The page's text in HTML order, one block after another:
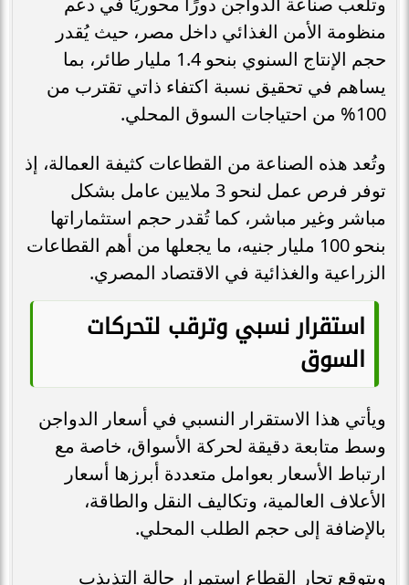
منظومة الأمن الغذائي داخل مصر، حيث يُقدر
حجم الإنتاج السنوي بنحو 1.4 مليار طائر، بما
يساهم في تحقيق نسبة اكتفاء ذاتي تقترب من
100% من احتياجات السوق المحلي.
وتُعد هذه الصناعة من القطاعات كثيفة العمالة، إذ
توفر فرص عمل لنحو 3 ملايين عامل بشكل
مباشر وغير مباشر، كما تُقدر حجم استثماراتها
بنحو 100 مليار جنيه، ما يجعلها من أهم القطاعات
الزراعية والغذائية في الاقتصاد المصري.
استقرار نسبي وترقب لتحركات
السوق
ويأتي هذا الاستقرار النسبي في أسعار الدواجن
وسط متابعة دقيقة لحركة الأسواق، خاصة مع
ارتباط الأسعار بعوامل متعددة أبرزها أسعار
الأعلاف العالمية، وتكاليف النقل والطاقة،
بالإضافة إلى حجم الطلب المحلي.
ويتوقع تجار القطاع استمرار حالة التذبذب